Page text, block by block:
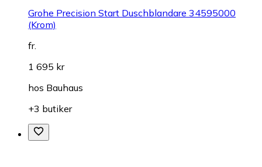
Grohe Precision Start Duschblandare 34595000
(Krom)
fr.
1 695 kr
hos Bauhaus
+3 butiker